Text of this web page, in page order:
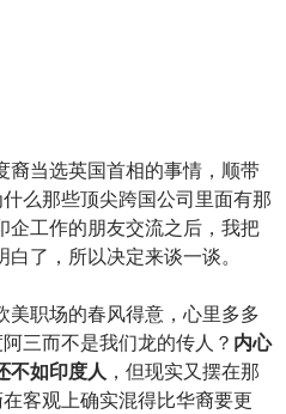
裔当选英国首相的事情，顺带
么那些顶尖跨国公司里面有那
企工作的朋友交流之后，我把
了，所以决定来谈一谈。
美职场的春风得意，心里多多
三而不是我们龙的传人？ 内心
不如印度人 ，但现实又摆在那
客观上确实混得比华裔要更